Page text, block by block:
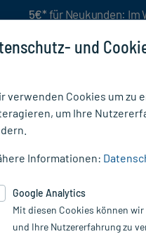
5€* für Neukunden: Im
Nur für
und
verwenden Cookies um zu
um Ihre
Informationen:
Google Analytics
Mit diesen Cookies können
und Ihre Nutzererfahrung zu